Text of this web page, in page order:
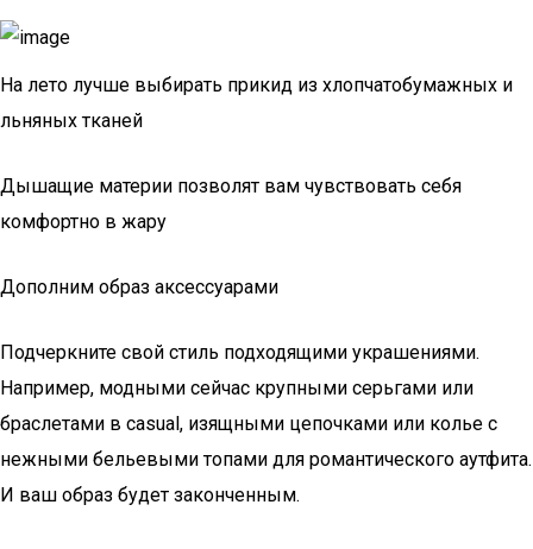
На лето лучше выбирать прикид из хлопчатобумажных и
льняных тканей
Дышащие материи позволят вам чувствовать себя
комфортно в жару
Дополним образ аксессуарами
Подчеркните свой стиль подходящими украшениями.
Например, модными сейчас крупными серьгами или
браслетами в casual, изящными цепочками или колье с
нежными бельевыми топами для романтического аутфита.
И ваш образ будет законченным.